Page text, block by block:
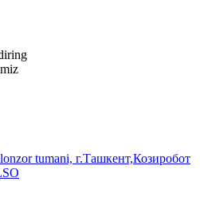
tumani, г.Ташкент,Козиробот